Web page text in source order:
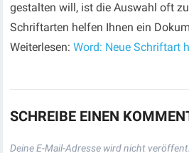
gestalten will, ist die Auswahl oft
Schriftarten helfen Ihnen ein
Weiterlesen:Word: Neue Schriftart
SCHREIBE EINEN
Deine E-Mail-Adresse wird nicht